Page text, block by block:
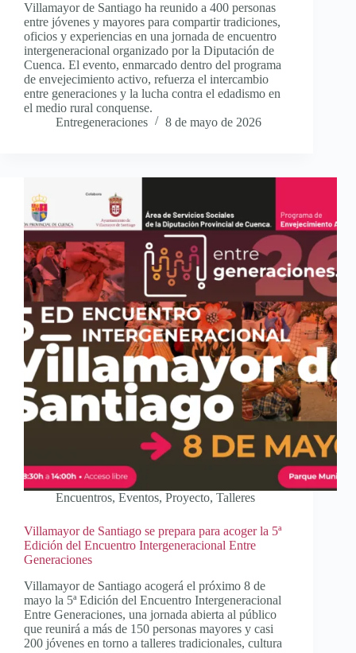
Villamayor de Santiago ha reunido a 400 personas
entre jóvenes y mayores para compartir tradiciones,
oficios y experiencias en una jornada de encuentro
intergeneracional organizado por la Diputación de
Cuenca. El evento, enmarcado dentro del programa
de envejecimiento activo, refuerza el intercambio
entre generaciones y la lucha contra el edadismo en
el medio rural conquense.
Entregeneraciones
8 de mayo de 2026
Encuentros, Eventos, Proyecto, Talleres
Villamayor de Santiago se prepara para acoger la 5ª
Edición del Encuentro Intergeneracional Entre
Generaciones
Villamayor de Santiago acogerá el próximo 8 de
mayo la 5ª Edición del Encuentro Intergeneracional
Entre Generaciones, una jornada abierta al público
que reunirá a más de 150 personas mayores y casi
200 jóvenes en torno a talleres tradicionales, cultura